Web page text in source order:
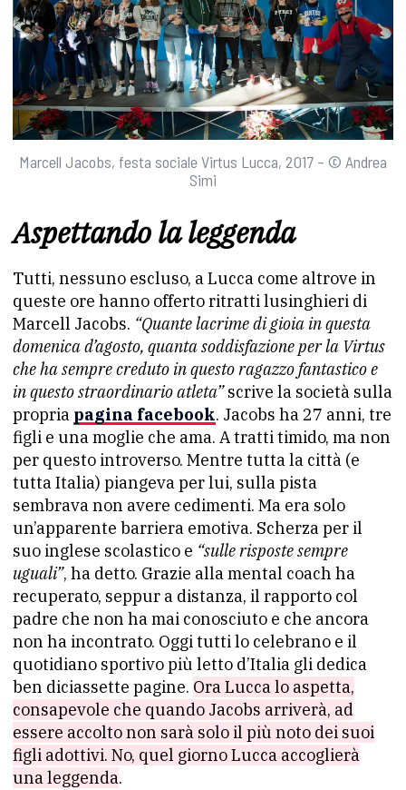
Marcell Jacobs, festa sociale Virtus Lucca, 2017 – © Andrea
Simi
Aspettando la leggenda
Tutti, nessuno escluso, a Lucca come altrove in
queste ore hanno offerto ritratti lusinghieri di
Marcell Jacobs. “Quante lacrime di gioia in questa
domenica d’agosto, quanta soddisfazione per la Virtus
che ha sempre creduto in questo ragazzo fantastico e
in questo straordinario atleta”scrive la società sulla
propria pagina facebook. Jacobs ha 27 anni, tre
figli e una moglie che ama. A tratti timido, ma non
per questo introverso. Mentre tutta la città (e
tutta Italia) piangeva per lui, sulla pista
sembrava non avere cedimenti. Ma era solo
un’apparente barriera emotiva. Scherza per il
suo inglese scolastico e “sulle risposte sempre
uguali”, ha detto. Grazie alla mental coach ha
recuperato, seppur a distanza, il rapporto col
padre che non ha mai conosciuto e che ancora
non ha incontrato. Oggi tutti lo celebrano e il
quotidiano sportivo più letto d’Italia gli dedica
ben diciassette pagine. Ora Lucca lo aspetta,
consapevole che quando Jacobs arriverà, ad
essere accolto non sarà solo il più noto dei suoi
figli adottivi. No, quel giorno Lucca accoglierà
una leggenda.